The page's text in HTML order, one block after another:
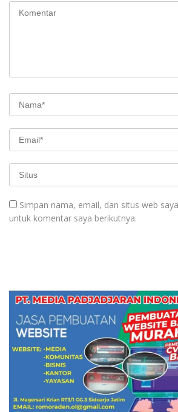
Simpan nama, email, dan situs web
untuk komentar saya berikutnya.